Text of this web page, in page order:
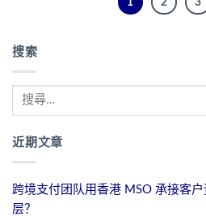
搜索
近期文章
跨境支付团队用香港 MSO 承接客
层？